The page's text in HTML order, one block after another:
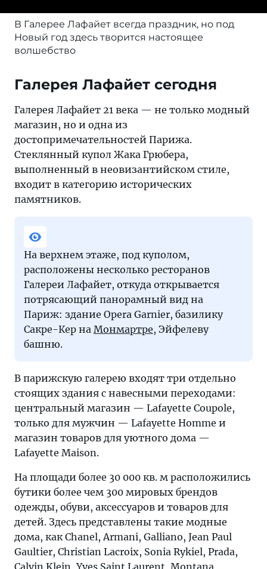
В Галерее Лафайет всегда праздник, но под
Новый год здесь творится настоящее
волшебство
Галерея Лафайет сегодня
Галерея Лафайет 21 века — не только модный
магазин, но и одна из
достопримечательностей Парижа.
Стеклянный купол Жака Грюбера,
выполненный в неовизантийском стиле,
входит в категорию исторических
памятников.
На верхнем этаже, под куполом,
расположены несколько ресторанов
Галереи Лафайет, откуда открывается
потрясающий панорамный вид на
Париж: здание Opera Garnier, базилику
Сакре-Кер на Монмартре, Эйфелеву
башню.
В парижскую галерею входят три отдельно
стоящих здания с навесными переходами:
центральный магазин — Lafayette Coupole,
только для мужчин — Lafayette Homme и
магазин товаров для уютного дома —
Lafayette Maison.
На площади более 30 000 кв. м расположились
бутики более чем 300 мировых брендов
одежды, обуви, аксессуаров и товаров для
детей. Здесь представлены такие модные
дома, как Chanel, Armani, Galliano, Jean Paul
Gaultier, Christian Lacroix, Sonia Rykiel, Prada,